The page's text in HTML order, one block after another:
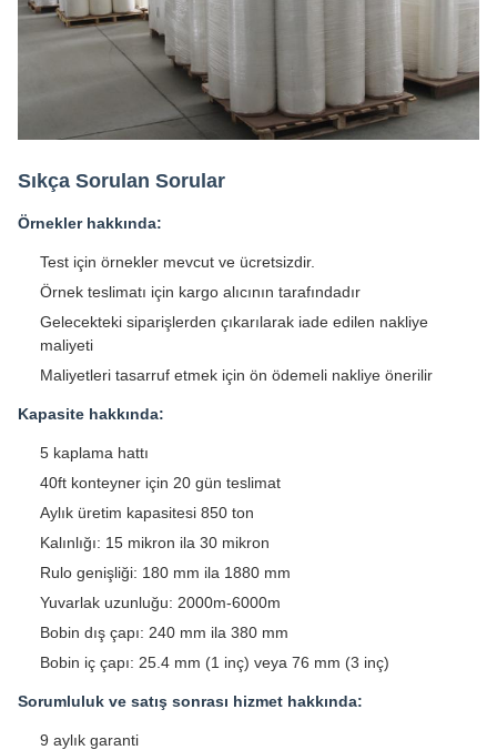
Sıkça Sorulan Sorular
Örnekler hakkında:
Test için örnekler mevcut ve ücretsizdir.
Örnek teslimatı için kargo alıcının tarafındadır
Gelecekteki siparişlerden çıkarılarak iade edilen nakliye
maliyeti
Maliyetleri tasarruf etmek için ön ödemeli nakliye önerilir
Kapasite hakkında:
5 kaplama hattı
40ft konteyner için 20 gün teslimat
Aylık üretim kapasitesi 850 ton
Kalınlığı: 15 mikron ila 30 mikron
Rulo genişliği: 180 mm ila 1880 mm
Yuvarlak uzunluğu: 2000m-6000m
Bobin dış çapı: 240 mm ila 380 mm
Bobin iç çapı: 25.4 mm (1 inç) veya 76 mm (3 inç)
Sorumluluk ve satış sonrası hizmet hakkında:
9 aylık garanti